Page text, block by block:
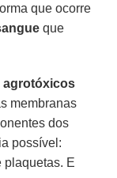
que ocorre
que
agrotóxicos
membranas
dos
possível:
plaquetas. E